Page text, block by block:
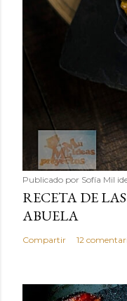
Publicado por Sofía Mil
RECETA DE
ABUELA
Compartir 12